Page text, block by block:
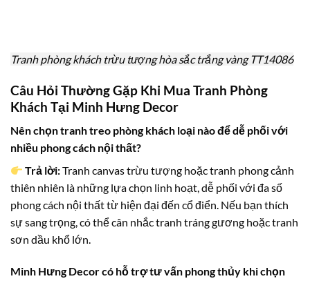
Tranh phòng khách trừu tượng hòa sắc trắng vàng TT14086
Câu Hỏi Thường Gặp Khi Mua Tranh Phòng
Khách Tại Minh Hưng Decor
Nên chọn tranh treo phòng khách loại nào để dễ phối với
nhiều phong cách nội thất?
Trả lời:Tranh canvas trừu tượng hoặc tranh phong cảnh
thiên nhiên là những lựa chọn linh hoạt, dễ phối với đa số
phong cách nội thất từ hiện đại đến cổ điển. Nếu bạn thích
sự sang trọng, có thể cân nhắc tranh tráng gương hoặc tranh
sơn dầu khổ lớn.
Minh Hưng Decor có hỗ trợ tư vấn phong thủy khi chọn